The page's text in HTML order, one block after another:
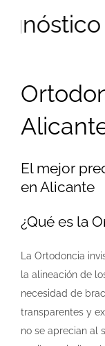
El mejor
en Alicante
¿Qué es la
La Ortodoncia
la alineación de
necesidad de
transparentes y
no se aprecian al